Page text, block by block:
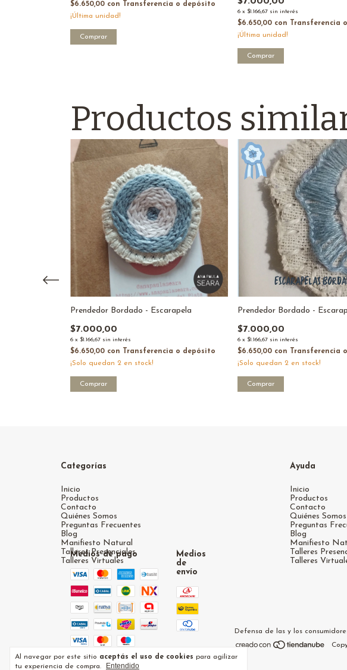
Al navegar por este sitio aceptás el uso de cookies para agilizar
tu experiencia de compra.
Entendido
$6.650,00 con
Transferencia o depósito
¡Última unidad!
Comprar
6 x $1.166,67 sin interés
$6.650,00 con
Transferencia
¡Última unidad!
Comprar
Productos
Prendedor Bordado - Escarapela
$7.000,00
6 x $1.166,67 sin interés
$6.650,00 con
Transferencia o depósito
¡Solo quedan 2 en stock!
Comprar
Prendedor Bordado -
$7.000,00
6 x $1.166,67 sin interés
$6.650,00 con
Transferencia
¡Solo quedan 2 en stock!
Comprar
Categorías
Inicio
Productos
Contacto
Quiénes Somos
Preguntas Frecuentes
Blog
Manifiesto Natural
Talleres Presenciales
Talleres Virtuales
Ayuda
Inicio
Productos
Contacto
Quiénes Somos
Preguntas
Blog
Manifiesto
Talleres
Talleres
Medios de pago
Medios
de
envío
Defensa de las y los